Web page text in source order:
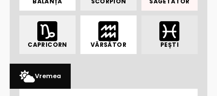
CAPRICORN VĂRSĂTOR PEȘTI
Vremea